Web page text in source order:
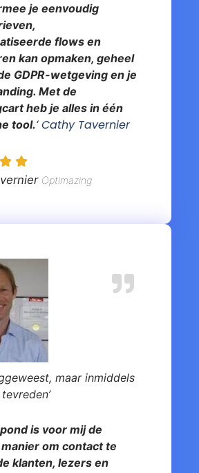
je eenvoudig
flows en
kan opmaken, geheel
GDPR-wetgeving en je
Met de
heb je alles in één
tool.‘ Cathy Tavernier
Optimazing
maar inmiddels
is voor mij de
om contact te
klanten, lezers en